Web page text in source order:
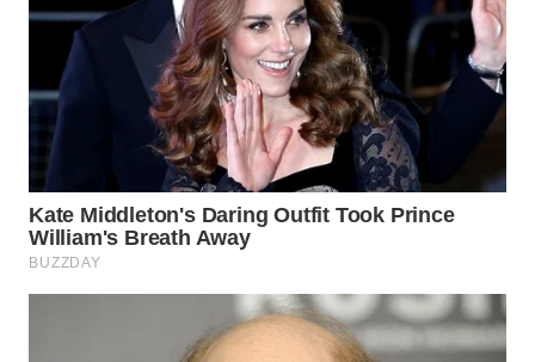
WN
SIMALUNGUN
LABUHANBATU
WN
TAPANULI
TENGAH